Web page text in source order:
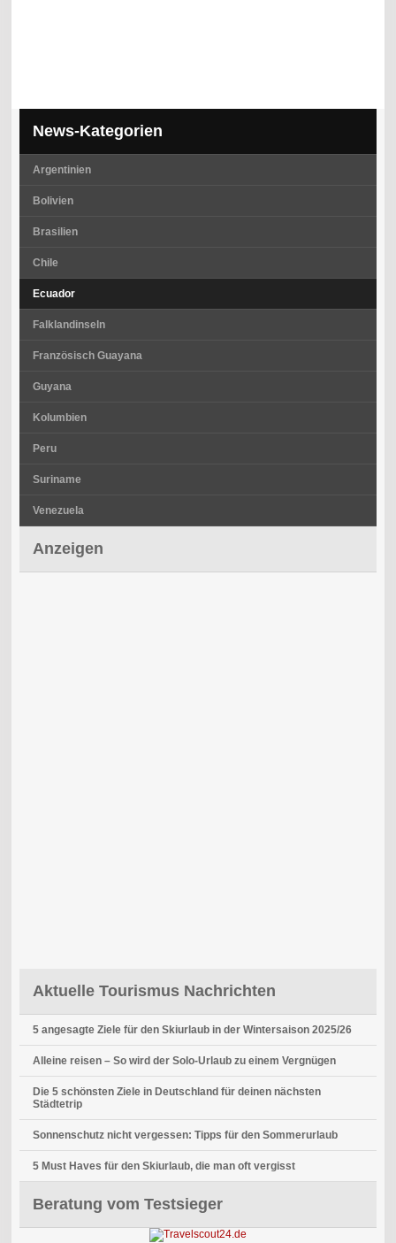
News-Kategorien
Argentinien
Bolivien
Brasilien
Chile
Ecuador
Falklandinseln
Französisch Guayana
Guyana
Kolumbien
Peru
Suriname
Venezuela
Anzeigen
Aktuelle Tourismus Nachrichten
5 angesagte Ziele für den Skiurlaub in der Wintersaison 2025/26
Alleine reisen – So wird der Solo-Urlaub zu einem Vergnügen
Die 5 schönsten Ziele in Deutschland für deinen nächsten
Städtetrip
Sonnenschutz nicht vergessen: Tipps für den Sommerurlaub
5 Must Haves für den Skiurlaub, die man oft vergisst
Beratung vom Testsieger